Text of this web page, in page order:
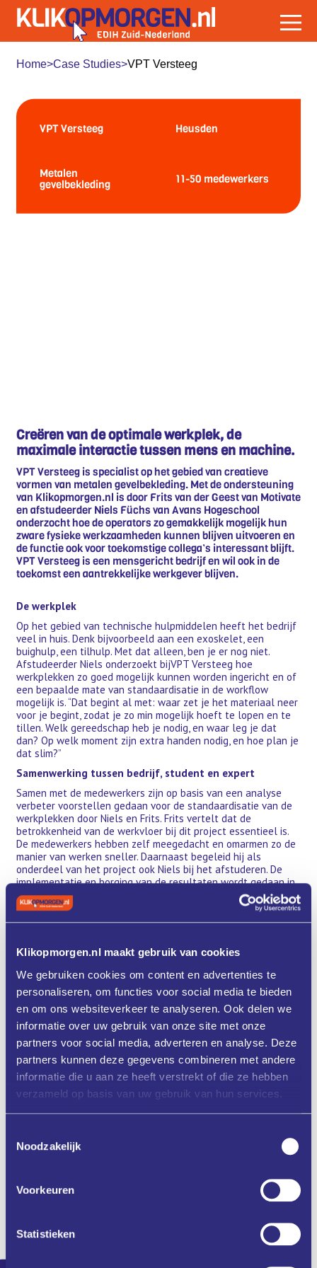
Klikopmorgen.nl maakt gebruik van cookies
We gebruiken cookies om content en advertenties te
personaliseren, om functies voor social media te bieden
en om ons websiteverkeer te analyseren. Ook delen we
informatie over uw gebruik van onze site met onze
partners voor social media, adverteren en analyse. Deze
partners kunnen deze gegevens combineren met andere
informatie die u aan ze heeft verstrekt of die ze hebben
verzameld op basis van uw gebruik van hun services.
Noodzakelijk
Voorkeuren
Statistieken
Home>Case Studies>VPT Versteeg
VPT VERSTEEG
VPT Versteeg Heusden
Metalen
gevelbekleding
11-50
Creëren van de optimale werkplek, de
maximale interactie tussen mens en machine.
VPT Versteeg is specialist op het gebied van creatieve
vormen van metalen gevelbekleding. Met de ondersteuning
van Klikopmorgen.nl is door Frits van der Geest van Motivate
en afstudeerder Niels Füchs van Avans Hogeschool
onderzocht hoe de operators zo gemakkelijk mogelijk hun
zware fysieke werkzaamheden kunnen blijven uitvoeren en
de functie ook voor toekomstige collega’s interessant blijft.
VPT Versteeg is een mensgericht bedrijf en wil ook in de
toekomst een aantrekkelijke werkgever blijven.
De werkplek
Op het gebied van technische hulpmiddelen heeft het bedrijf
veel in huis. Denk bijvoorbeeld aan een exoskelet, een
buighulp, een tilhulp. Met dat alleen, ben je er nog niet.
Afstudeerder Niels onderzoekt bijVPT Versteeg hoe
werkplekken zo goed mogelijk kunnen worden ingericht en of
een bepaalde mate van standaardisatie in de workflow
mogelijk is. “Dat begint al met: waar zet je het materiaal neer
voor je begint, zodat je zo min mogelijk hoeft te lopen en te
tillen. Welk gereedschap heb je nodig, en waar leg je dat
dan? Op welk moment zijn extra handen nodig, en hoe plan je
dat slim?”
Samenwerking tussen bedrijf, student en expert
Samen met de medewerkers zijn op basis van een analyse
verbeter voorstellen gedaan voor de standaardisatie van de
werkplekken door Niels en Frits. Frits vertelt dat de
betrokkenheid van de werkvloer bij dit project essentieel is.
De medewerkers hebben zelf meegedacht en omarmen zo de
manier van werken sneller. Daarnaast begeleid hij als
onderdeel van het project ook Niels bij het afstuderen. De
implementatie en borging van de resultaten wordt gedaan in
Shopfloor. Ook zal in de werkoverleggen tijd ingeruimd worden
voor de standaard inrichting van de werkplekken.
Digitaliseringsstap
Met ondersteuning van Klikopmorgen heeft VPT
Versteeg de werkplekken geoptimaliseerd vanuit
de maximale interactie tussen mens en machine.
Conclusie
Het project heeft laten zien dat automatisering van
high mix low volume projecten zeer goed mogelijk
Tip
medewerkers
Top
Een mooi project waarin de samenwerking tussen